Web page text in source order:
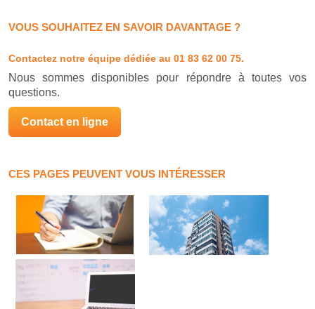
VOUS SOUHAITEZ EN SAVOIR DAVANTAGE ?
Contactez notre équipe dédiée au 01 83 62 00 75.
Nous sommes disponibles pour répondre à toutes vos
questions.
Contact en ligne
CES PAGES PEUVENT VOUS INTÉRESSER